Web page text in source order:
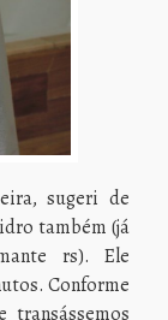
sugeri de
também (já
rs). Ele
Conforme